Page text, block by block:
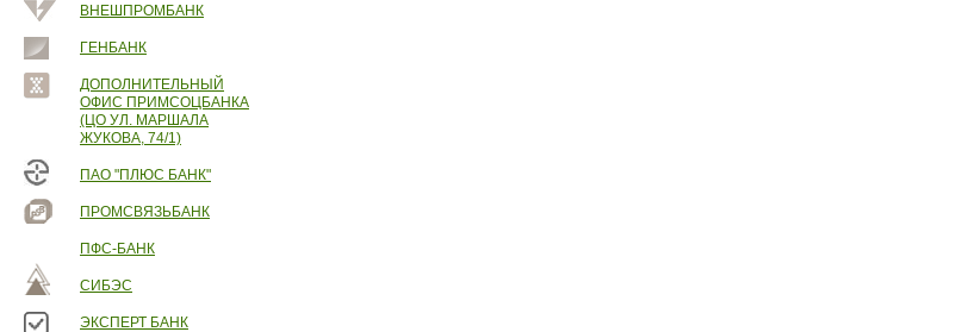
ВНЕШПРОМБАНК
ГЕНБАНК
ДОПОЛНИТЕЛЬНЫЙ
ОФИС ПРИМСОЦБАНКА
(ЦО УЛ. МАРШАЛА
ЖУКОВА, 74/1)
ПАО "ПЛЮС БАНК"
ПРОМСВЯЗЬБАНК
ПФС-БАНК
СИБЭС
ЭКСПЕРТ БАНК